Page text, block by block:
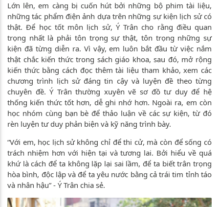
Lớn lên, em càng bị cuốn hút bởi những bộ phim tài liệu,
những tác phẩm điện ảnh dựa trên những sự kiện lịch sử có
thật. Để học tốt môn lịch sử, Ý Trân cho rằng điều quan
trọng nhất là phải tôn trọng sự thật, tôn trọng những sự
kiện đã từng diễn ra. Vì vậy, em luôn bắt đầu từ việc nắm
thật chắc kiến thức trong sách giáo khoa, sau đó, mở rộng
kiến thức bằng cách đọc thêm tài liệu tham khảo, xem các
chương trình lịch sử đáng tin cậy và luyện đề theo từng
chuyên đề. Ý Trân thường xuyên vẽ sơ đồ tư duy để hệ
thống kiến thức tốt hơn, dễ ghi nhớ hơn. Ngoài ra, em còn
học nhóm cùng bạn bè để thảo luận về các sự kiện, từ đó
rèn luyện tư duy phản biện và kỹ năng trình bày.
“Với em, học lịch sử không chỉ để thi cử, mà còn để sống có
trách nhiệm hơn với hiện tại và tương lai. Bởi hiểu về quá
khứ là cách để ta không lặp lại sai lầm, để ta biết trân trọng
hòa bình, độc lập và để ta yêu nước bằng cả trái tim tỉnh táo
và nhân hậu” - Ý Trân chia sẻ.